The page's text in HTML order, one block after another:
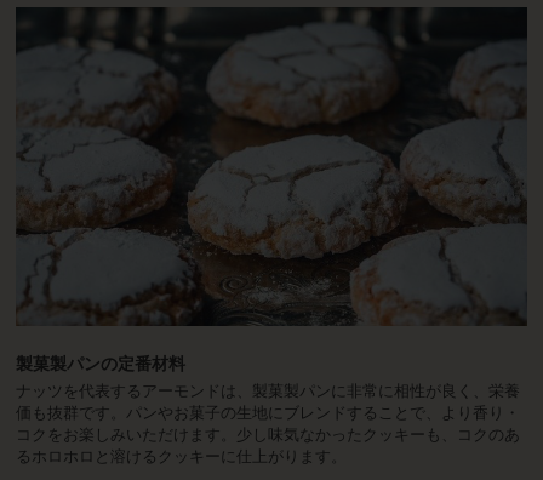
製菓製パンの定番材料
ナッツを代表するアーモンドは、製菓製パンに非常に相性が良く、栄養
価も抜群です。パンやお菓子の生地にブレンドすることで、より香り・
コクをお楽しみいただけます。少し味気なかったクッキーも、コクのあ
るホロホロと溶けるクッキーに仕上がります。